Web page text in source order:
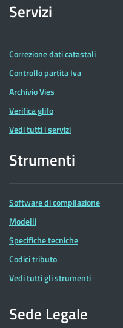
Servizi
Correzione dati catastali
Controllo partita Iva
Archivio Vies
Verifica glifo
Vedi tutti i servizi
Strumenti
Software di compilazione
Modelli
Specifiche tecniche
Codici tributo
Vedi tutti gli strumenti
Sede Legale